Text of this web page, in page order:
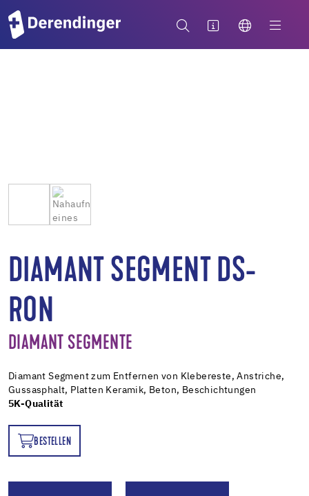
DIAMANT SEGMENT DS-
RON
DIAMANT SEGMENTE
Diamant Segment zum Entfernen von Klebereste, Anstriche,
Gussasphalt, Platten Keramik, Beton, Beschichtungen
5K-Qualität
BESTELLEN